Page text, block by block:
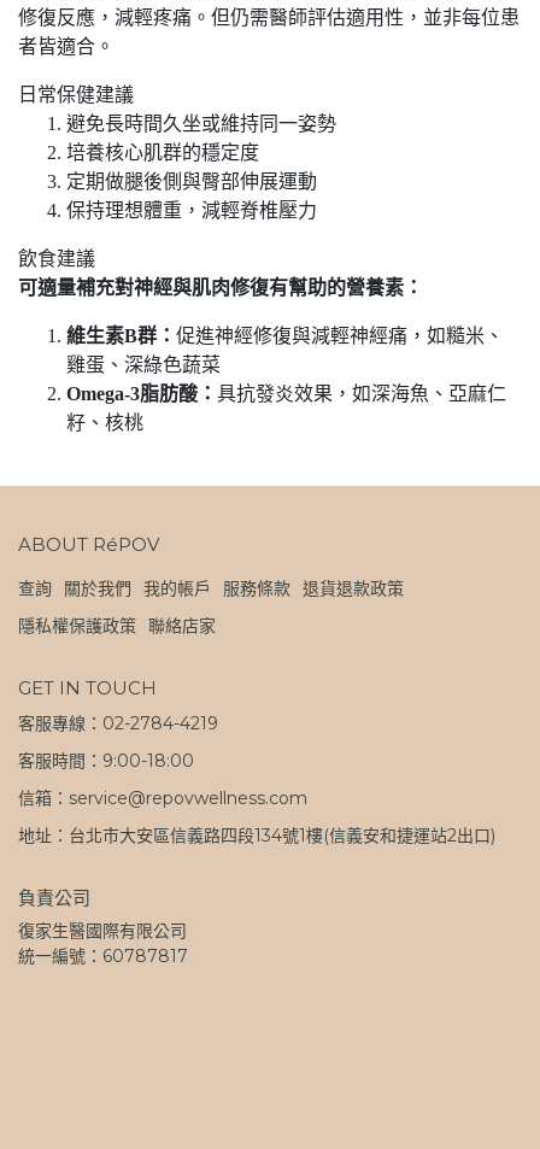
修復反應，減輕疼痛。但仍需醫師評估適用性，並非每位患
者皆適合。
日常保健建議
避免長時間久坐或維持同一姿勢
培養核心肌群的穩定度
定期做腿後側與臀部伸展運動
保持理想體重，減輕脊椎壓力
飲食建議
可適量補充對神經與肌肉修復有幫助的營養素：
維生素B群： 促進神經修復與減輕神經痛，如糙米、
雞蛋、深綠色蔬菜
Omega-3脂肪酸： 具抗發炎效果，如深海魚、亞麻仁
籽、核桃
ABOUT RéPOV
查詢 關於我們 我的帳戶 服務條款 退貨退款政策
隱私權保護政策 聯絡店家
GET IN TOUCH
客服專線：02-2784-4219
客服時間：9:00-18:00
信箱：service@repovwellness.com
地址：台北市大安區信義路四段134號1樓(信義安和捷運站2出口)
負責公司
復家生醫國際有限公司
統一編號：60787817